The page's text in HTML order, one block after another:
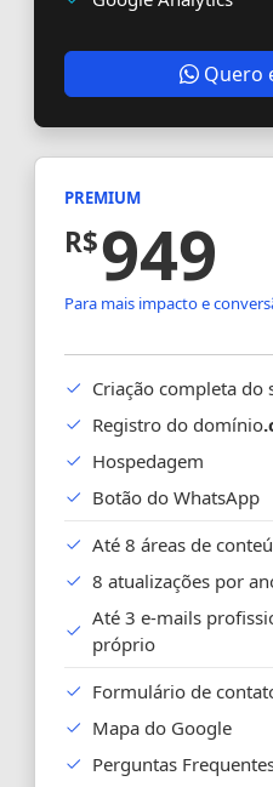
Quero
PREMIUM
R$949
Para mais impacto e
Criação completa do
Registro do domínio
Hospedagem
Botão do WhatsApp
Até 8 áreas de
8 atualizações por
Até 3 e-mails
próprio
Formulário de
Mapa do Google
Perguntas